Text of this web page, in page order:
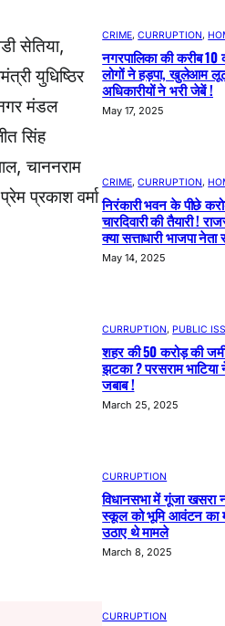
सेतिया,
युधिष्ठिर
नगर मंडल
सिंह
चाननराम
प्रकाश वर्मा
CRIME, CURRUPTION,
नगरपालिका की करीब 10
लोगों ने हड़पा, खुलेआम लूट
अधिकारीयों ने भरी जेबें !
May 17, 2025
CRIME, CURRUPTION,
निरंकारी भवन के पीछे
चारदिवारी की तैयारी !
क्या सत्ताधारी भाजपा
May 14, 2025
CURRUPTION, PUBLIC
शहर की 50 करोड़ की
झटका ? परसराम भाटिया
जबाब !
March 25, 2025
CURRUPTION
विधानसभा में गूंजा
स्कूल को भूमि आवंटन का
उठाए थे मामले
March 8, 2025
CURRUPTION